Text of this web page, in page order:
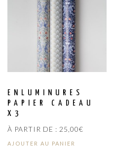
ENLUMINURES
PAPIER CADEAU
X3
À PARTIR DE : 25,00€
AJOUTER AU PANIER